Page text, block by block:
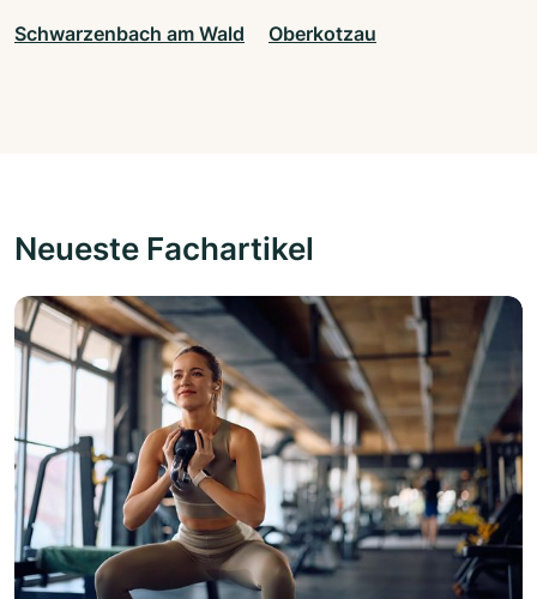
Schwarzenbach am Wald Oberkotzau
Neueste Fachartikel